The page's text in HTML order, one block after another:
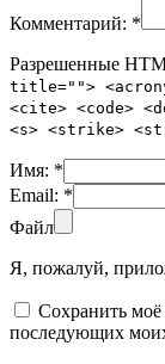
Комментарий: *
Разрешенные
title="">
<cite> <code>
<s> <strike>
Имя: *
Email: *
Файл
Я, пожалуй,
Сохранить моё
последующих